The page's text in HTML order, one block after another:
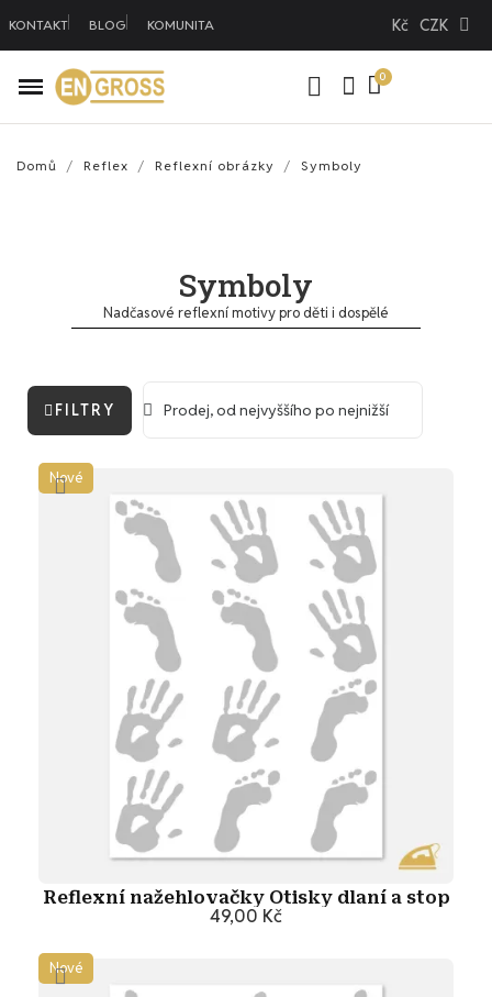
KONTAKT BLOG KOMUNITA Kč CZK
Domů Reflex Reflexní obrázky Symboly
Symboly
Nadčasové reflexní motivy pro děti i dospělé
FILTRY
Nové
Reflexní nažehlovačky Otisky dlaní a stop
49,00 Kč
Přidat do košíku
Nové